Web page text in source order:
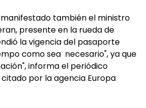
manifestado también el ministro
presente en la rueda de
la vigencia del pasaporte
como sea necesario", ya que
informa el periódico
citado por la agencia Europa